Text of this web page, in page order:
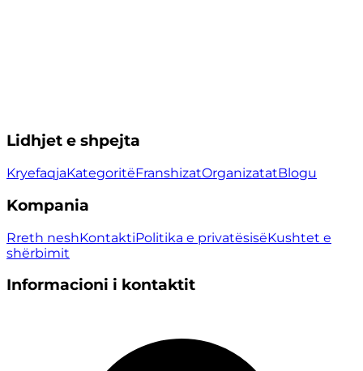
Lidhjet e shpejta
KryefaqjaKategoritëFranshizatOrganizatatBlogu
Kompania
Rreth neshKontaktiPolitika e privatësisëKushtet e
shërbimit
Informacioni i kontaktit